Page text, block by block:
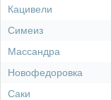
Кацивели
Симеиз
Массандра
Новофедоровка
Саки